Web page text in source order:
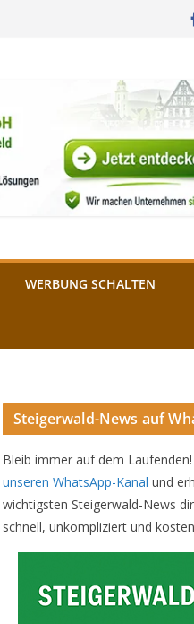
WERBUNG SCHALTEN
Steigerwald-News auf
Bleib immer auf dem Laufenden!
unseren WhatsApp-Kanal und
wichtigsten Steigerwald-News
schnell, unkompliziert und